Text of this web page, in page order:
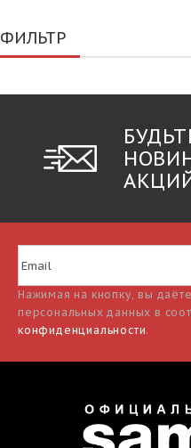
ФИЛЬТР
Нажимая на кнопку, вы
персональных данных в
конфиденциальности.